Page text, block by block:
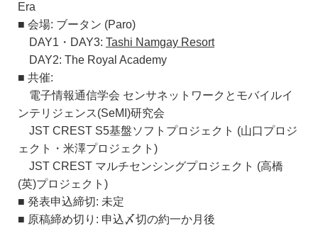
Era
■ 会場: ブータン (Paro)
DAY1・DAY3: Tashi Namgay Resort
DAY2: The Royal Academy
■ 共催:
電子情報通信学会 センサネットワークとモバイルイ
ンテリジェンス(SeMI)研究会
JST CREST S5基盤ソフトプロジェクト (山口プロジ
ェクト・米澤プロジェクト)
JST CREST マルチセンシングプロジェクト (高橋
(英)プロジェクト)
■ 発表申込締切: 未定
■ 原稿締め切り: 申込〆切の約一か月後